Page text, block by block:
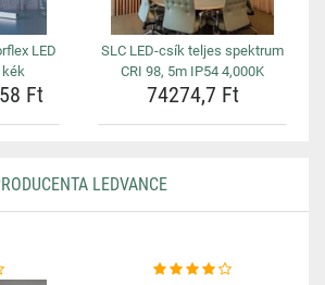
LED
kék
Ft
SLC LED-csík teljes spektrum
CRI 98, 5m IP54 4,000K
74274,7 Ft
LEDVANCE